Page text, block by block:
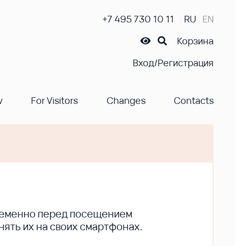
+7 495 730 10 11 RU EN
Корзина
Вход/Регистрация
For Visitors Changes Contacts
перед посещением
их на своих смартфонах.